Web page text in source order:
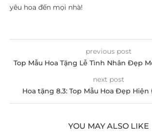
yêu hoa đến mọi nhà!
previous post
Top Mẫu Hoa Tặng Lễ Tình Nhân Đẹp
next post
Hoa tặng 8.3: Top Mẫu Hoa Đẹp Hiện
YOU MAY ALSO LIKE